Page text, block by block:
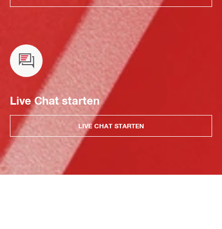
Live Chat starten
LIVE CHAT STARTEN